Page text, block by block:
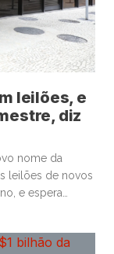
leilões, e
diz
nome da
leilões de novos
e espera
executivos